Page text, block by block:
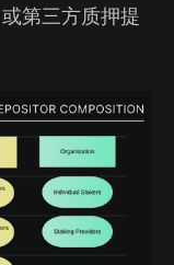
第三方质押提